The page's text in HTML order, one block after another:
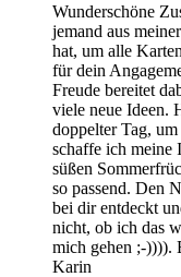
Wunderschöne
jemand aus
hat, um alle
für dein
Freude bereitet
viele neue Ideen.
doppelter Tag,
schaffe ich meine
süßen
so passend. Den
bei dir entdeckt
nicht, ob ich das
mich gehen ;-)))).
Karin